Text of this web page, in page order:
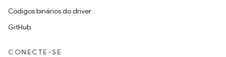
Códigos binários do driver
GitHub
CONECTE-SE